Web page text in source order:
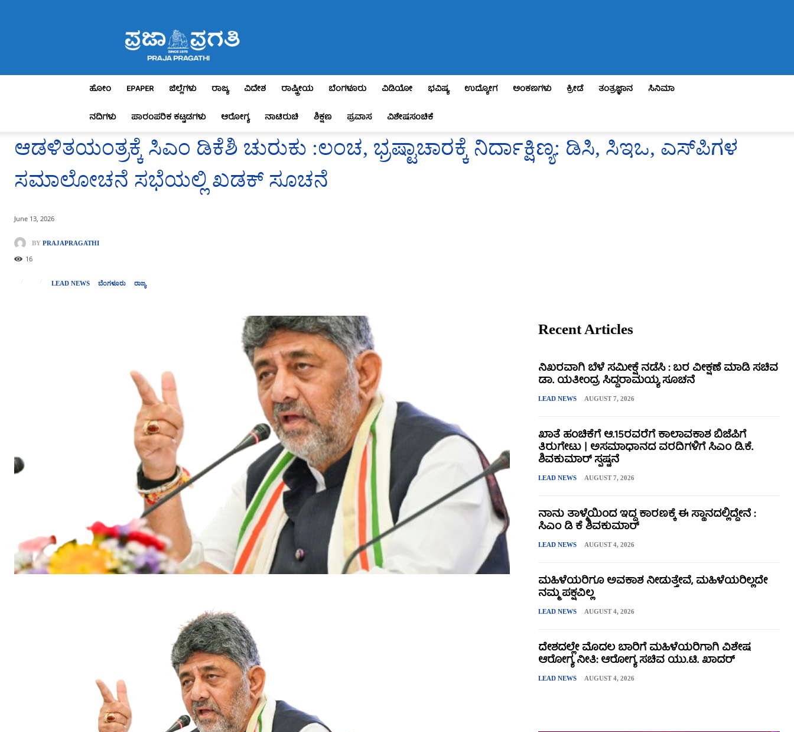
Pragathi
ಹೋಂ EPAPER ಜಿಲ್ಲೆಗಳು ರಾಜ್ಯ ವಿದೇಶ ರಾಷ್ಟ್ರೀಯ ಬೆಂಗಳೂರು ವಿಡಿಯೋ ಭವಿಷ್ಯ ಉದ್ಯೋಗ ಅಂಕಣಗಳು ಕ್ರೀಡೆ ತಂತ್ರಜ್ಞಾನ
ಸಿನಿಮಾ
ನದಿಗಳು
ಪಾರಂಪರಿಕ ಕಟ್ಟಡಗಳು ಆರೋಗ್ಯ ನಾಟಿರುಚಿ ಶಿಕ್ಷಣ ಪ್ರವಾಸ ವಿಶೇಷಸಂಚಿಕೆ
ಆಡಳಿತಯಂತ್ರಕ್ಕೆ ಸಿಎಂ ಡಿಕೆಶಿ ಚುರುಕು :ಲಂಚ, ಭ್ರಷ್ಟಾಚಾರಕ್ಕೆ ನಿರ್ದಾಕ್ಷಿಣ್ಯ: ಡಿಸಿ, ಸಿಇಒ, ಎಸ್‌ಪಿಗಳ
ಸಮಾಲೋಚನೆ ಸಭೆಯಲ್ಲಿ ಖಡಕ್ ಸೂಚನೆ
June 13, 2026
BY PRAJAPRAGATHI
16
LEAD NEWS ಬೆಂಗಳೂರು ರಾಜ್ಯ
Recent Articles
ನಿಖರವಾಗಿ ಬೆಳೆ ಸಮೀಕ್ಷೆ ನಡೆಸಿ : ಬರ ವೀಕ್ಷಣೆ ಮಾಡಿ ಸಚಿವ
ಡಾ. ಯತೀಂದ್ರ ಸಿದ್ದರಾಮಯ್ಯ ಸೂಚನೆ
LEAD NEWS AUGUST 7, 2026
ಖಾತೆ ಹಂಚಿಕೆಗೆ ಆ.15ರವರೆಗೆ ಕಾಲಾವಕಾಶ ಬಿಜೆಪಿಗೆ
ತಿರುಗೇಟು | ಅಸಮಾಧಾನದ ವರದಿಗಳಿಗೆ ಸಿಎಂ ಡಿ.ಕೆ.
ಶಿವಕುಮಾರ್ ಸ್ಪಷ್ಟನೆ
LEAD NEWS AUGUST 7, 2026
ನಾನು ತಾಳ್ಮೆಯಿಂದ ಇದ್ದ ಕಾರಣಕ್ಕೆ ಈ ಸ್ಥಾನದಲ್ಲಿದ್ದೇನೆ :
ಸಿಎಂ ಡಿ ಕೆ ಶಿವಕುಮಾರ್
LEAD NEWS AUGUST 4, 2026
ಮಹಿಳೆಯರಿಗೂ ಅವಕಾಶ ನೀಡುತ್ತೇವೆ, ಮಹಿಳೆಯರಿಲ್ಲದೇ
ನಮ್ಮ ಪಕ್ಷವಿಲ್ಲ
LEAD NEWS AUGUST 4, 2026
ದೇಶದಲ್ಲೇ ಮೊದಲ ಬಾರಿಗೆ ಮಹಿಳೆಯರಿಗಾಗಿ ವಿಶೇಷ
ಆರೋಗ್ಯ ನೀತಿ: ಆರೋಗ್ಯ ಸಚಿವ ಯು.ಟಿ. ಖಾದರ್
LEAD NEWS AUGUST 4, 2026